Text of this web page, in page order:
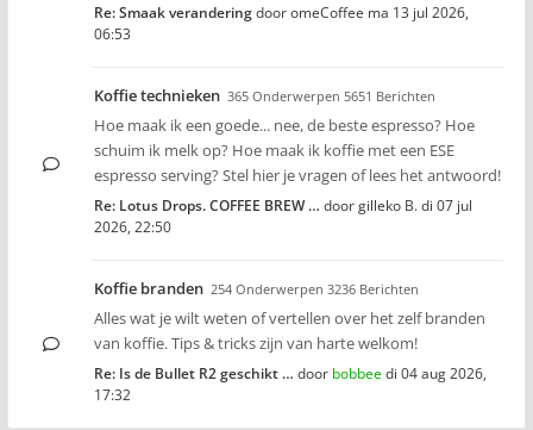
Re: Smaak veranderingdooromeCoffee ma 13 jul 2026,
06:53
Koffie technieken 365 Onderwerpen 5651 Berichten
Hoe maak ik een goede... nee, de beste espresso? Hoe
schuim ik melk op? Hoe maak ik koffie met een ESE
espresso serving? Stel hier je vragen of lees het antwoord!
Re: Lotus Drops. COFFEE BREW … doorgilleko B.di 07 jul
2026, 22:50
Koffie branden 254 Onderwerpen 3236 Berichten
Alles wat je wilt weten of vertellen over het zelf branden
van koffie. Tips & tricks zijn van harte welkom!
Re: Is de Bullet R2 geschikt … door bobbeedi 04 aug 2026,
17:32